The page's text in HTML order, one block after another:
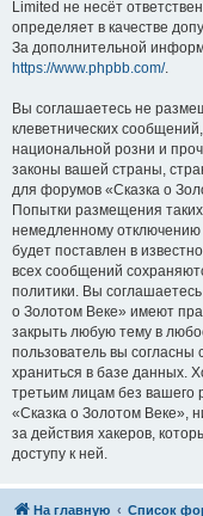
Limited не несёт
определяет в качестве
За дополнительной
https://www.phpbb.com/.
Вы соглашаетесь не
клеветнических
национальной розни и
законы вашей страны,
для форумов «Сказка о
Попытки размещения
немедленному
будет поставлен в
всех сообщений
политики. Вы
о Золотом Веке» имеют
закрыть любую тему в
пользователь вы
храниться в базе данных.
третьим лицам без
«Сказка о Золотом Веке»,
за действия хакеров,
доступу к ней.
На главную Список